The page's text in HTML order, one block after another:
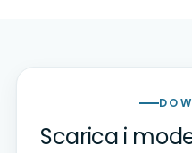
Scarica i